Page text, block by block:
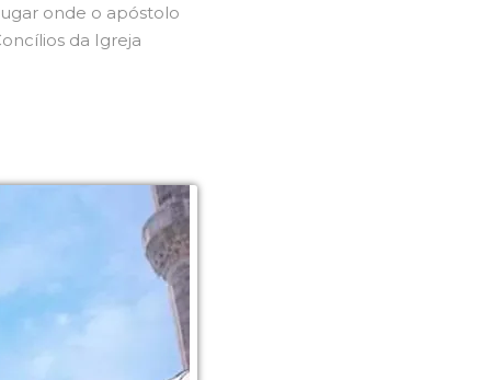
onde o apóstolo
da Igreja